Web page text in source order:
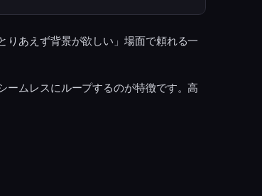
りあえず背景が欲しい」場面で頼れる一
ームレスにループするのが特徴です。高